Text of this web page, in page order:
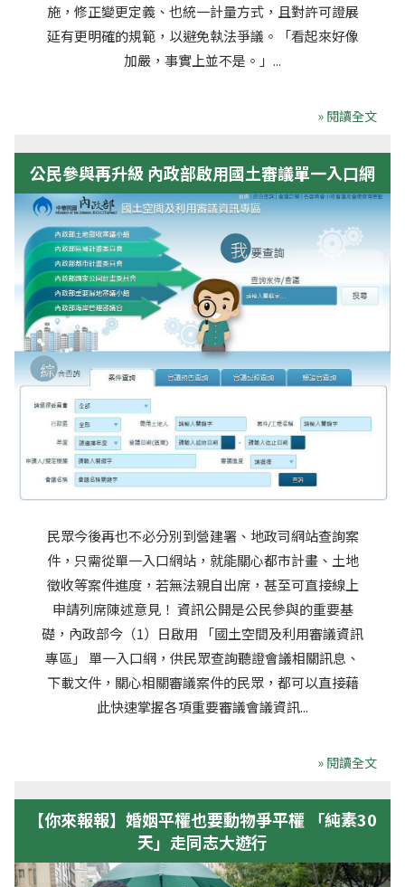
施，修正變更定義、也統一計量方式，且對許可證展
延有更明確的規範，以避免執法爭議。「看起來好像
加嚴，事實上並不是。」...
» 閱讀全文
公民參與再升級 內政部啟用國土審議單一入口網
民眾今後再也不必分別到營建署、地政司網站查詢案
件，只需從單一入口網站，就能關心都市計畫、土地
徵收等案件進度，若無法親自出席，甚至可直接線上
申請列席陳述意見！ 資訊公開是公民參與的重要基
礎，內政部今（1）日啟用 「國土空間及利用審議資訊
專區」 單一入口網，供民眾查詢聽證會議相關訊息、
下載文件，關心相關審議案件的民眾，都可以直接藉
此快速掌握各項重要審議會議資訊...
» 閱讀全文
【你來報報】婚姻平權也要動物爭平權 「純素30
天」走同志大遊行